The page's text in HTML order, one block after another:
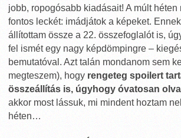
jobb, ropogósabb kiadásait! A múlt héten
fontos leckét: imádjátok a képeket.
állítottam össze a 22. összefoglalót is,
fel ismét egy nagy képdömpingre –
bemutatóval. Azt talán mondanom sem
megteszem), hogy rengeteg spoilert
összeállítás is, úgyhogy óvatosan
akkor most lássuk, mi mindent hoztam
héten…